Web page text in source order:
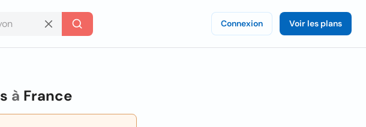
Connexion Voir les plans
à France